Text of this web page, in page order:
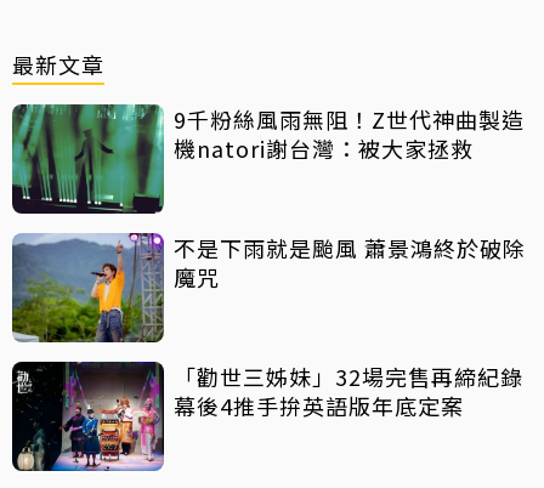
最新文章
9千粉絲風雨無阻！Z世代神曲製造
機natori謝台灣：被大家拯救
不是下雨就是颱風 蕭景鴻終於破除
魔咒
「勸世三姊妹」32場完售再締紀錄
幕後4推手拚英語版年底定案